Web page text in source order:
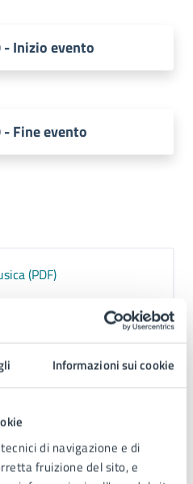
Informazioni sui cookie
di navigazione e di
fruizione del sito, e
- Inizio evento
Fine evento
(PDF)
Turistica